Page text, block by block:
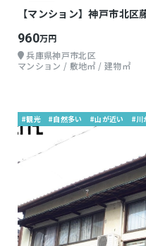
【マンション】神戸市北区
960万円
兵庫県神戸市北区
マンション / 敷地㎡ / 建物㎡
#観光 #自然多い #山が近い #川